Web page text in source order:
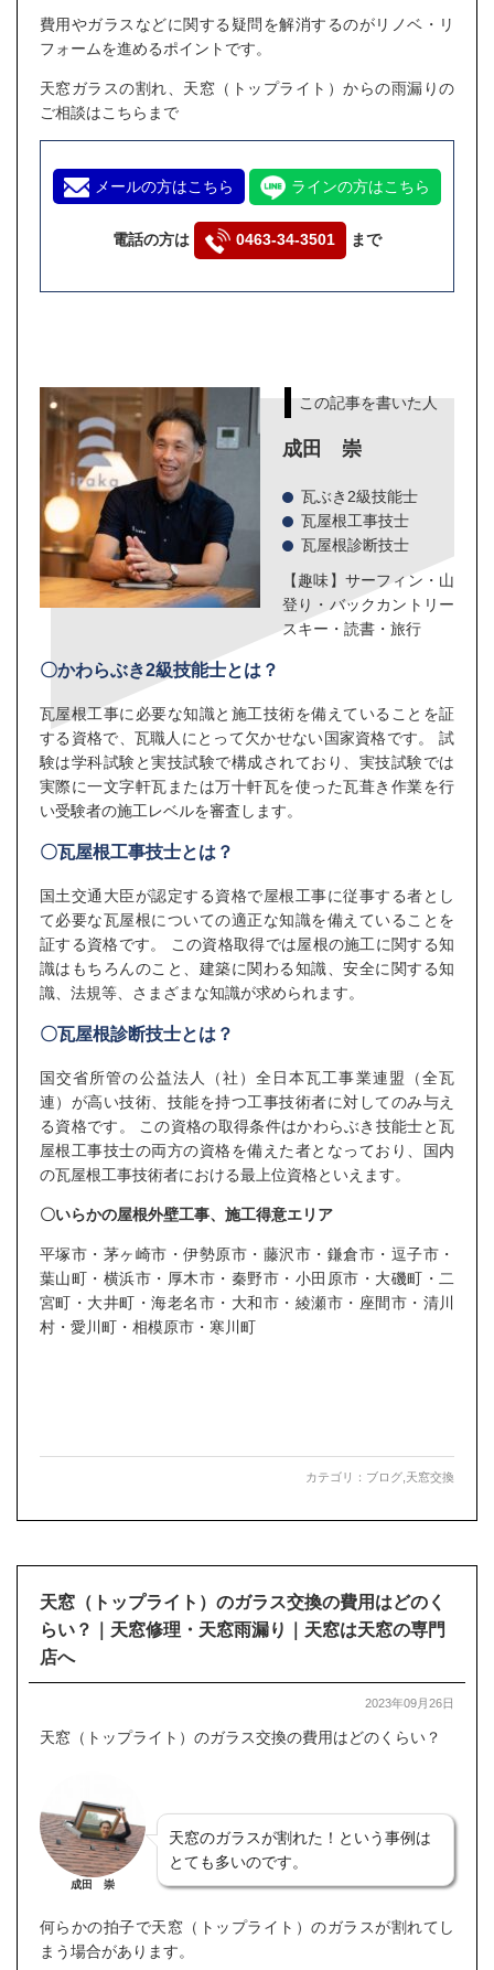
費用やガラスなどに関する疑問を解消するのがリノベ・リ
フォームを進めるポイントです。
天窓ガラスの割れ、天窓（トップライト）からの雨漏りの
ご相談はこちらまで
メールの方はこちら ラインの方はこちら
電話の方は 0463-34-3501 まで
この記事を書いた人
成田 崇
瓦ぶき2級技能士
瓦屋根工事技士
瓦屋根診断技士
【趣味】サーフィン・山
登り・バックカントリー
スキー・読書・旅行
〇かわらぶき2級技能士とは？
瓦屋根工事に必要な知識と施工技術を備えていることを証
する資格で、瓦職人にとって欠かせない国家資格です。 試
験は学科試験と実技試験で構成されており、実技試験では
実際に一文字軒瓦または万十軒瓦を使った瓦葺き作業を行
い受験者の施工レベルを審査します。
〇瓦屋根工事技士とは？
国土交通大臣が認定する資格で屋根工事に従事する者とし
て必要な瓦屋根についての適正な知識を備えていることを
証する資格です。 この資格取得では屋根の施工に関する知
識はもちろんのこと、建築に関わる知識、安全に関する知
識、法規等、さまざまな知識が求められます。
〇瓦屋根診断技士とは？
国交省所管の公益法人（社）全日本瓦工事業連盟（全瓦
連）が高い技術、技能を持つ工事技術者に対してのみ与え
る資格です。 この資格の取得条件はかわらぶき技能士と瓦
屋根工事技士の両方の資格を備えた者となっており、国内
の瓦屋根工事技術者における最上位資格といえます。
〇いらかの屋根外壁工事、施工得意エリア
平塚市・茅ヶ崎市・伊勢原市・藤沢市・鎌倉市・逗子市・
葉山町・横浜市・厚木市・秦野市・小田原市・大磯町・二
宮町・大井町・海老名市・大和市・綾瀬市・座間市・清川
村・愛川町・相模原市・寒川町
カテゴリ： ブログ 天窓交換
天窓（トップライト）のガラス交換の費用はどのく
らい？｜天窓修理・天窓雨漏り｜天窓は天窓の専門
店へ
2023年09月26日
天窓（トップライト）のガラス交換の費用はどのくらい？
成田 崇
天窓のガラスが割れた！という事例は
とても多いのです。
何らかの拍子で天窓（トップライト）のガラスが割れてし
まう場合があります。